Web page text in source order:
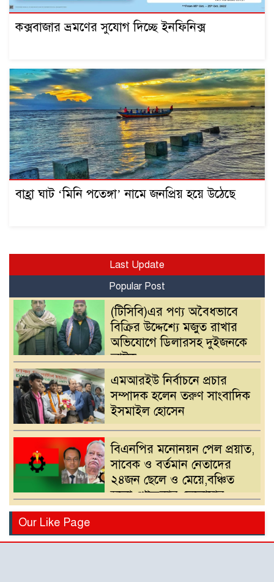
কক্সবাজার ভ্রমণের সুযোগ দিচ্ছে ইনফিনিক্স
বাহ্রা ঘাট ‘মিনি পতেঙ্গা’ নামে জনপ্রিয় হয়ে উঠেছে
Last Update
Popular Post
(টিসিবি)এর পণ্য অবৈধভাবে
বিক্রির উদ্দেশ্যে মজুত রাখার
অভিযোগে ডিলারসহ দুইজনকে
আটক
এমআরইউ নির্বাচনে প্রচার
সম্পাদক হলেন তরুণ সাংবাদিক
ইসমাইল হোসেন
বিএনপির মনোনয়ন পেল প্রয়াত,
সাবেক ও বর্তমান নেতাদের
২৪জন ছেলে ও মেয়ে,বঞ্চিত
হলো খোন্দকার দেলোয়ার
হোসেনের পুত্র
দাবিতে খোন্দকার আকবরের
Our Like Page